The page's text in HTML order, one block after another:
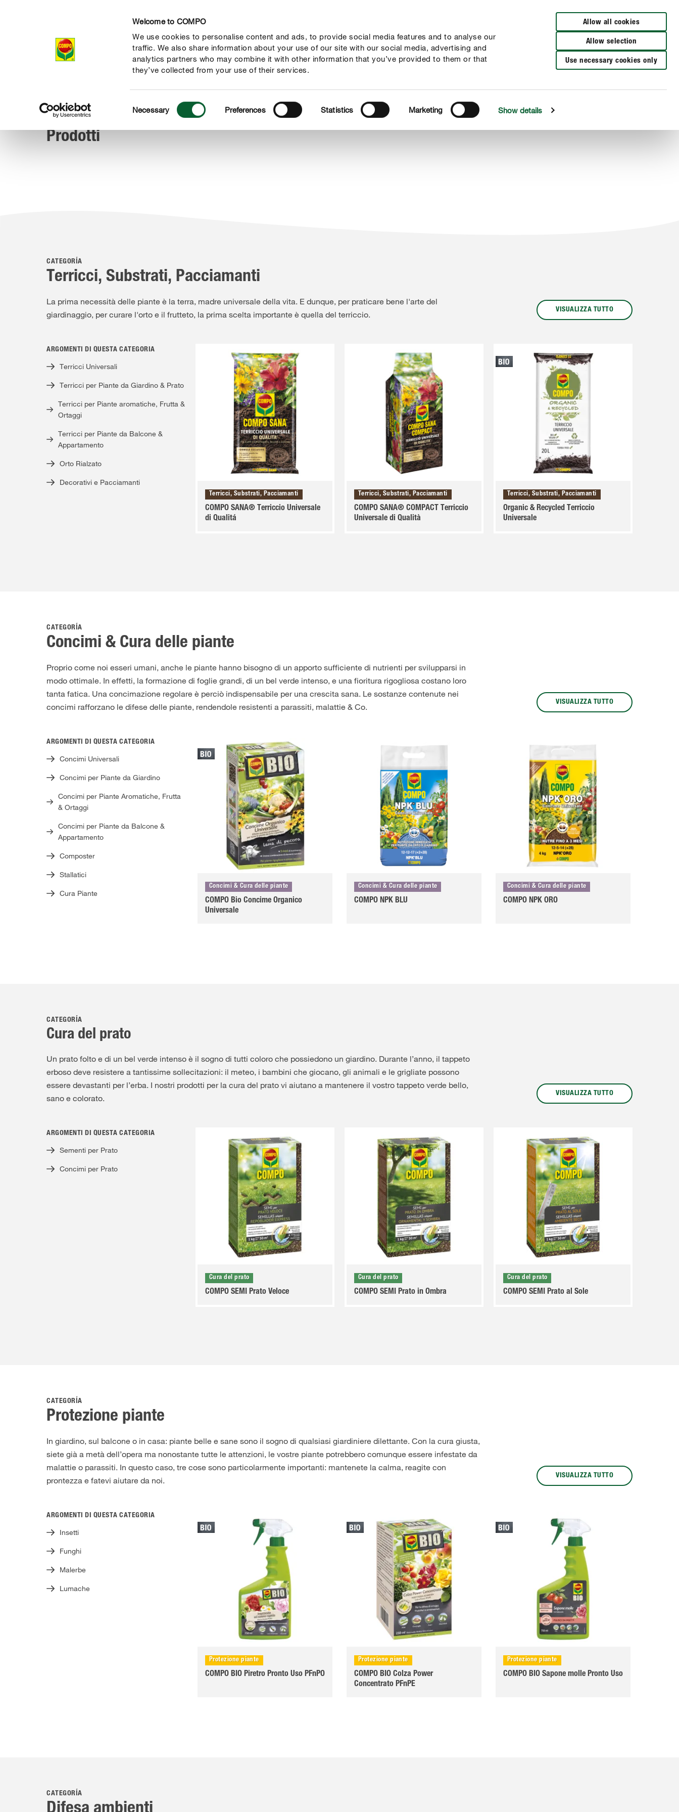
Welcome to COMPO
We use cookies to personalise content and ads, to provide social media features and to analyse our
traffic. We also share information about your use of our site with our social media, advertising and
analytics partners who may combine it with other information that you’ve provided to them or that
they’ve collected from your use of their services.
Selection
Necessary Preferences Statistics Marketing Show details
Allow all cookies
Allow selection
Use necessary cookies only
Prodotti Magazine Mondi Tematici Info Chi siamo Solo il meglio!
COMPOProdotti
Prodotti
CATEGORÍA
Terricci, Substrati, Pacciamanti
La prima necessità delle piante è la terra, madre universale della vita. E dunque, per praticare bene l'arte del
giardinaggio, per curare l'orto e il frutteto, la prima scelta importante è quella del terriccio.
VISUALIZZA TUTTO
ARGOMENTI DI QUESTA CATEGORIA
Terricci Universali
Terricci per Piante da Giardino & Prato
Terricci per Piante aromatiche, Frutta &
Ortaggi
Terricci per Piante da Balcone &
Appartamento
Orto Rialzato
Decorativi e Pacciamanti
Terricci, Substrati, Pacciamanti
COMPO SANA® Terriccio Universale
di Qualitá
Terricci, Substrati, Pacciamanti
COMPO SANA® COMPACT Terriccio
Universale di Qualità
Terricci, Substrati, Pacciamanti
Organic & Recycled Terriccio
Universale
CATEGORÍA
Concimi & Cura delle piante
Proprio come noi esseri umani, anche le piante hanno bisogno di un apporto sufficiente di nutrienti per svilupparsi in
modo ottimale. In effetti, la formazione di foglie grandi, di un bel verde intenso, e una fioritura rigogliosa costano loro
tanta fatica. Una concimazione regolare è perciò indispensabile per una crescita sana. Le sostanze contenute nei
concimi rafforzano le difese delle piante, rendendole resistenti a parassiti, malattie & Co.
VISUALIZZA TUTTO
ARGOMENTI DI QUESTA CATEGORIA
Concimi Universali
Concimi per Piante da Giardino
Concimi per Piante Aromatiche, Frutta
& Ortaggi
Concimi per Piante da Balcone &
Appartamento
Composter
Stallatici
Cura Piante
Concimi & Cura delle piante
COMPO Bio Concime Organico
Universale
Concimi & Cura delle piante
COMPO NPK BLU
Concimi & Cura delle piante
COMPO NPK ORO
CATEGORÍA
Cura del prato
Un prato folto e di un bel verde intenso è il sogno di tutti coloro che possiedono un giardino. Durante l’anno, il tappeto
erboso deve resistere a tantissime sollecitazioni: il meteo, i bambini che giocano, gli animali e le grigliate possono
essere devastanti per l’erba. I nostri prodotti per la cura del prato vi aiutano a mantenere il vostro tappeto verde bello,
sano e colorato.
VISUALIZZA TUTTO
ARGOMENTI DI QUESTA CATEGORIA
Sementi per Prato
Concimi per Prato
Cura del prato
COMPO SEMI Prato Veloce
Cura del prato
COMPO SEMI Prato in Ombra
Cura del prato
COMPO SEMI Prato al Sole
CATEGORÍA
Protezione piante
In giardino, sul balcone o in casa: piante belle e sane sono il sogno di qualsiasi giardiniere dilettante. Con la cura giusta,
siete già a metà dell’opera ma nonostante tutte le attenzioni, le vostre piante potrebbero comunque essere infestate da
malattie o parassiti. In questo caso, tre cose sono particolarmente importanti: mantenete la calma, reagite con
prontezza e fatevi aiutare da noi.
VISUALIZZA TUTTO
ARGOMENTI DI QUESTA CATEGORIA
Insetti
Funghi
Malerbe
Lumache
Protezione piante
COMPO BIO Piretro Pronto Uso PFnPO
Protezione piante
COMPO BIO Colza Power
Concentrato PFnPE
Protezione piante
COMPO BIO Sapone molle Pronto Uso
CATEGORÍA